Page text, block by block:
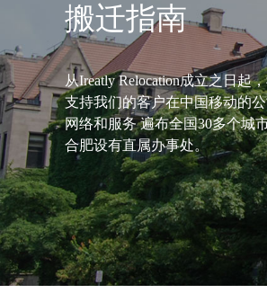
搬迁指南
从Ireatly Relocation成立之日起
支持我们的客户在中国移动的
网络和服务 遍布全国30多个城
合肥设有直属办事处。